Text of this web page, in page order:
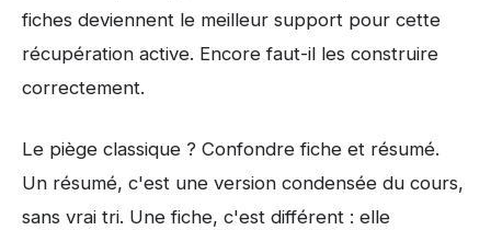
fiches deviennent le meilleur support pour cette
récupération active. Encore faut-il les construire
correctement.
Le piège classique ? Confondre fiche et résumé.
Un résumé, c'est une version condensée du cours,
sans vrai tri. Une fiche, c'est différent : elle